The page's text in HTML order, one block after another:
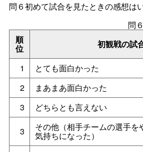
問６初めて試合を見たときの感想は
順
位 初観戦の試
問
1
とても面白かった
2
まあまあ面白かった
3
どちらとも言えない
3 その他（相手チームの選手
気持ちになった）